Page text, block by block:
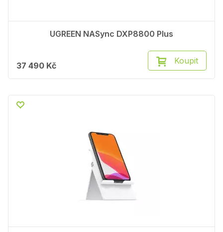
UGREEN NASync DXP8800 Plus
37 490 Kč Koupit